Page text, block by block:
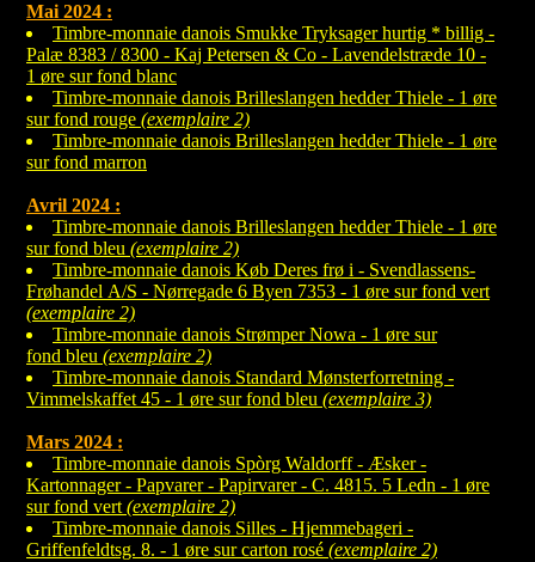
Mai 2024 :
Timbre-monnaie danois Smukke Tryksager hurtig * billig -
Palæ 8383 / 8300 - Kaj Petersen & Co - Lavendelstræde 10 -
1 øre sur fond blanc
Timbre-monnaie danois Brilleslangen hedder Thiele - 1 øre
sur fond rouge (exemplaire 2)
Timbre-monnaie danois Brilleslangen hedder Thiele - 1 øre
sur fond marron
Avril 2024 :
Timbre-monnaie danois Brilleslangen hedder Thiele - 1 øre
sur fond bleu (exemplaire 2)
Timbre-monnaie danois Køb Deres frø i - Svendlassens-
Frøhandel A/S - Nørregade 6 Byen 7353 - 1 øre sur fond vert
(exemplaire 2)
Timbre-monnaie danois Strømper Nowa - 1 øre sur
fond bleu (exemplaire 2)
Timbre-monnaie danois Standard Mønsterforretning -
Vimmelskaffet 45 - 1 øre sur fond bleu (exemplaire 3)
Mars 2024 :
Timbre-monnaie danois Spòrg Waldorff - Æsker -
Kartonnager - Papvarer - Papirvarer - C. 4815. 5 Ledn - 1 øre
sur fond vert(exemplaire 2)
Timbre-monnaie danois Silles - Hjemmebageri -
Griffenfeldtsg. 8. - 1 øre sur carton rosé (exemplaire 2)